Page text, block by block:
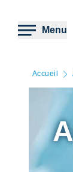
contenu
principal
Menu
Accueil